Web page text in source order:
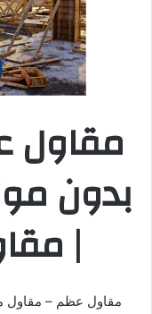
مقاول
بدون
|
مقاول عظم – مقاول